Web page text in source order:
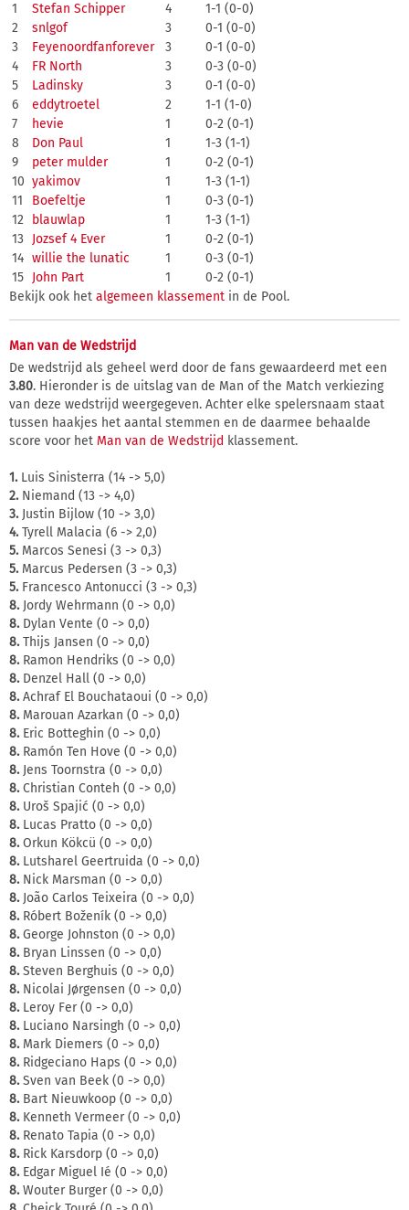
1
Stefan Schipper 4
1-1 (0-0)
2
snlgof 3
0-1 (0-0)
3
Feyenoordfanforever 3
0-1 (0-0)
4
FR North 3
0-3 (0-0)
5
Ladinsky 3
0-1 (0-0)
6
eddytroetel 2
1-1 (1-0)
7
hevie 1
0-2 (0-1)
8
Don Paul 1
1-3 (1-1)
9
peter mulder 1
0-2 (0-1)
10 yakimov 1
1-3 (1-1)
11
Boefeltje 1
0-3 (0-1)
12
blauwlap 1
1-3 (1-1)
13 Jozsef 4 Ever 1
0-2 (0-1)
14 willie the lunatic 1
0-3 (0-1)
15 John Part 1
0-2 (0-1)
Bekijk ook het algemeen klassement in de Pool.
Man van de Wedstrijd
De wedstrijd als geheel werd door de fans gewaardeerd met een
3.80. Hieronder is de uitslag van de Man of the Match verkiezing
van deze wedstrijd weergegeven. Achter elke spelersnaam staat
tussen haakjes het aantal stemmen en de daarmee behaalde
score voor het Man van de Wedstrijd klassement.
1.Luis Sinisterra (14 -> 5,0)
2.Niemand (13 -> 4,0)
3.Justin Bijlow (10 -> 3,0)
4.Tyrell Malacia (6 -> 2,0)
5.Marcos Senesi (3 -> 0,3)
5.Marcus Pedersen (3 -> 0,3)
5.Francesco Antonucci (3 -> 0,3)
8.Jordy Wehrmann (0 -> 0,0)
8.Dylan Vente (0 -> 0,0)
8.Thijs Jansen (0 -> 0,0)
8.Ramon Hendriks (0 -> 0,0)
8.Denzel Hall (0 -> 0,0)
8.Achraf El Bouchataoui (0 -> 0,0)
8.Marouan Azarkan (0 -> 0,0)
8.Eric Botteghin (0 -> 0,0)
8.Ramón Ten Hove (0 -> 0,0)
8.Jens Toornstra (0 -> 0,0)
8.Christian Conteh (0 -> 0,0)
8.Uroš Spajić (0 -> 0,0)
8.Lucas Pratto (0 -> 0,0)
8.Orkun Kökcü (0 -> 0,0)
8.Lutsharel Geertruida (0 -> 0,0)
8.Nick Marsman (0 -> 0,0)
8.João Carlos Teixeira (0 -> 0,0)
8.Róbert Boženík (0 -> 0,0)
8.George Johnston (0 -> 0,0)
8.Bryan Linssen (0 -> 0,0)
8.Steven Berghuis (0 -> 0,0)
8.Nicolai Jørgensen (0 -> 0,0)
8.Leroy Fer (0 -> 0,0)
8.Luciano Narsingh (0 -> 0,0)
8.Mark Diemers (0 -> 0,0)
8.Ridgeciano Haps (0 -> 0,0)
8.Sven van Beek (0 -> 0,0)
8.Bart Nieuwkoop (0 -> 0,0)
8.Kenneth Vermeer (0 -> 0,0)
8.Renato Tapia (0 -> 0,0)
8.Rick Karsdorp (0 -> 0,0)
8.Edgar Miguel Ié (0 -> 0,0)
8.Wouter Burger (0 -> 0,0)